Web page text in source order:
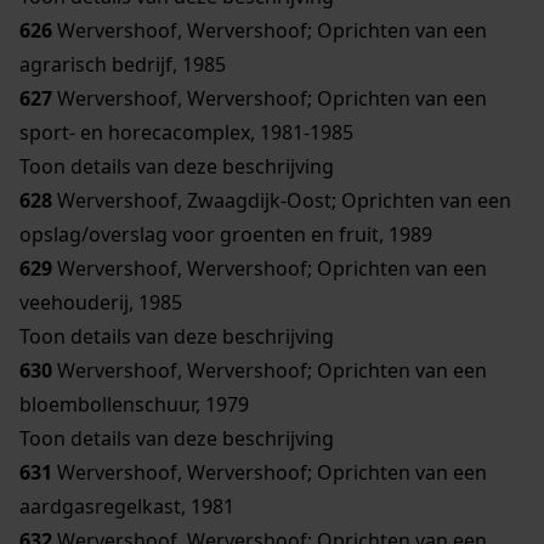
626Wervershoof, Wervershoof; Oprichten van een
agrarisch bedrijf, 1985
627Wervershoof, Wervershoof; Oprichten van een
sport- en horecacomplex, 1981-1985
Toon details van deze beschrijving
628Wervershoof, Zwaagdijk-Oost; Oprichten van een
opslag/overslag voor groenten en fruit, 1989
629Wervershoof, Wervershoof; Oprichten van een
veehouderij, 1985
Toon details van deze beschrijving
630Wervershoof, Wervershoof; Oprichten van een
bloembollenschuur, 1979
Toon details van deze beschrijving
631 Wervershoof, Wervershoof; Oprichten van een
aardgasregelkast, 1981